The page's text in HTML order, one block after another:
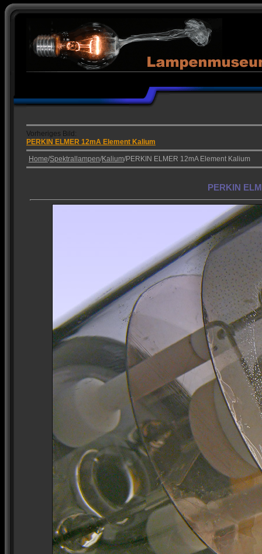
Vorheriges Bild:
PERKIN ELMER 12mA Element Kalium
Home/Spektrallampen/Kalium/PERKIN ELMER 12mA Element Kalium
PERKIN